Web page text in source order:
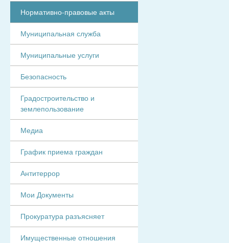
Нормативно-правовые акты
Муниципальная служба
Муниципальные услуги
Безопасность
Градостроительство и
землепользование
Медиа
График приема граждан
Антитеррор
Мои Документы
Прокуратура разъясняет
Имущественные отношения